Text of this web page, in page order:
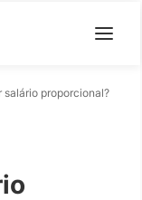
salário proporcional?